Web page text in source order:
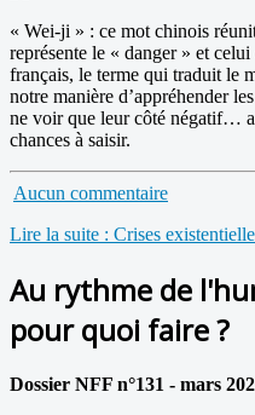
« Wei-ji » : ce mot chinois
représente le « danger » et
français, le terme qui traduit le
notre manière d’appréhender
ne voir que leur côté négatif…
chances à saisir.
Aucun commentaire
Lire la suite : Crises
Au rythme de
pour quoi faire ?
Dossier NFF n°131 - mars